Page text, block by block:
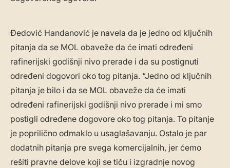
Đedović Handanović je navela da je jedno od ključnih
pitanja da se MOL obaveže da će imati određeni
rafinerijski godišnji nivo prerade i da su postignuti
određeni dogovori oko tog pitanja. “Jedno od ključnih
pitanja je bilo i da se MOL obaveže da će imati
određeni rafinerijski godišnji nivo prerade i mi smo
postigli određene dogovore oko tog pitanja. To pitanje
je poprilično odmaklo u usaglašavanju. Ostalo je par
dodatnih pitanja pre svega komercijalnih, jer ćemo
rešiti pravne delove koji se tiču i izgradnje novog